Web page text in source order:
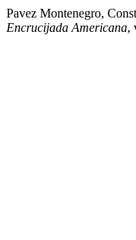
Pavez Montenegro,
Encrucijada Americana,